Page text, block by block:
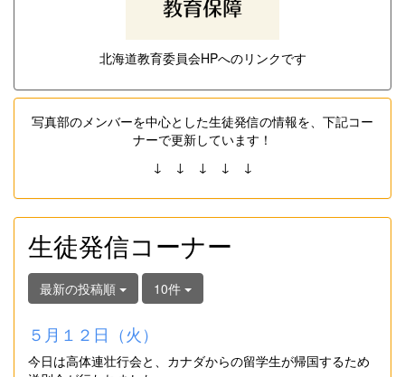
北海道教育委員会HPへのリンクです
写真部のメンバーを中心とした生徒発信の情報を、下記コー
ナーで更新しています！
↓ ↓ ↓ ↓ ↓
生徒発信コーナー
最新の投稿順 10件
５月１２日（火）
今日は高体連壮行会と、カナダからの留学生が帰国するため